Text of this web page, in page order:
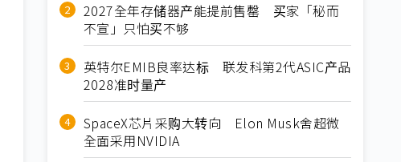
2027全年存储器产能提前售罄 买家「秘而
不宣」只怕买不够
英特尔EMIB良率达标 联发科第2代ASIC产品
2028准时量产
SpaceX芯片采购大转向 Elon Musk舍超微
全面采用NVIDIA